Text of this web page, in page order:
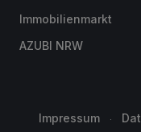
Immobilienmarkt
AZUBI NRW
Impressum